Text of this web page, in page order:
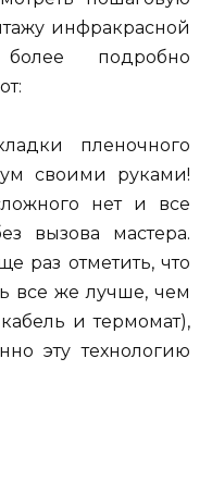
инфракрасной
подробно
пленочного
своими руками!
нет и все
вызова мастера.
раз отметить, что
все же лучше, чем
и термомат),
эту технологию